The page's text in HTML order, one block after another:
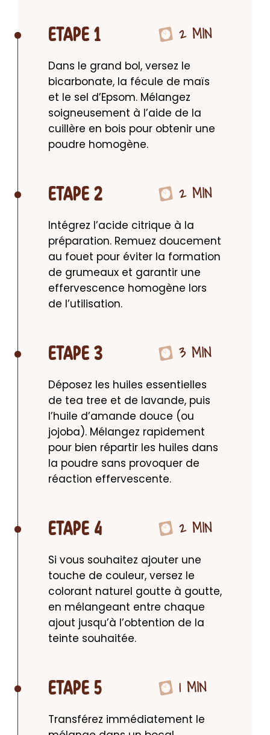
ETAPE 1 2 MIN
Dans le grand bol, versez le
bicarbonate, la fécule de maïs
et le sel d’Epsom. Mélangez
soigneusement à l’aide de la
cuillère en bois pour obtenir une
poudre homogène.
ETAPE 2 2 MIN
Intégrez l’acide citrique à la
préparation. Remuez doucement
au fouet pour éviter la formation
de grumeaux et garantir une
effervescence homogène lors
de l’utilisation.
ETAPE 3 3 MIN
Déposez les huiles essentielles
de tea tree et de lavande, puis
l’huile d’amande douce (ou
jojoba). Mélangez rapidement
pour bien répartir les huiles dans
la poudre sans provoquer de
réaction effervescente.
ETAPE 4 2 MIN
Si vous souhaitez ajouter une
touche de couleur, versez le
colorant naturel goutte à goutte,
en mélangeant entre chaque
ajout jusqu’à l’obtention de la
teinte souhaitée.
ETAPE 5 1 MIN
Transférez immédiatement le